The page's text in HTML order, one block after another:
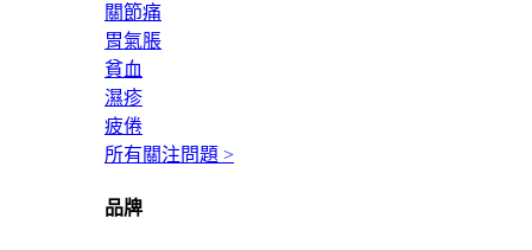
關節痛
胃氣脹
貧血
濕疹
疲倦
所有關注問題 >
品牌